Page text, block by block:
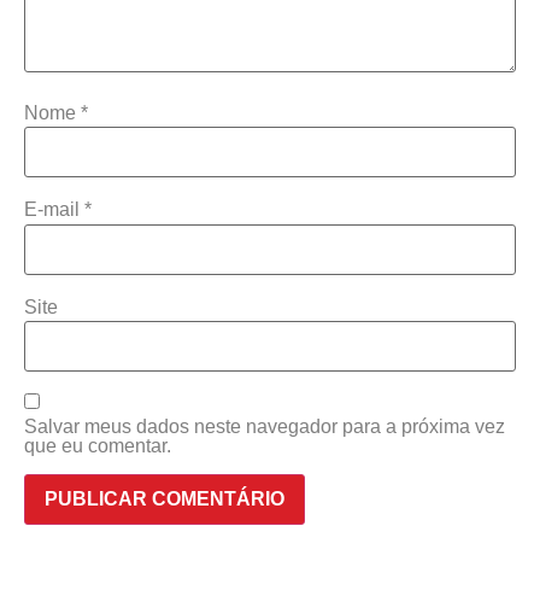
Nome *
E-mail *
Site
Salvar meus dados neste navegador para a próxima vez
que eu comentar.